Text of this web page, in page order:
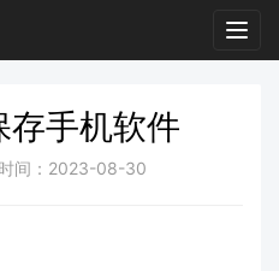
存手机软件
间：2023-08-30